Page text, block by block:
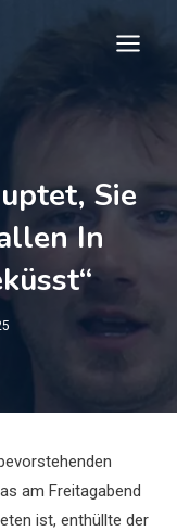
Sie
In
am Freitagabend
ist, enthüllte der